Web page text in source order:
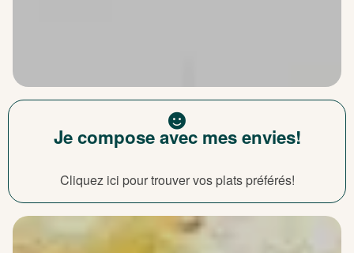
Je compose avec mes envies!
Cliquez ici pour trouver vos plats préférés!